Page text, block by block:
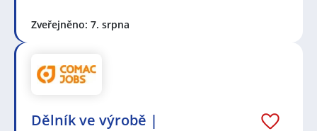
Zveřejněno: 7. srpna
Dělník ve výrobě |